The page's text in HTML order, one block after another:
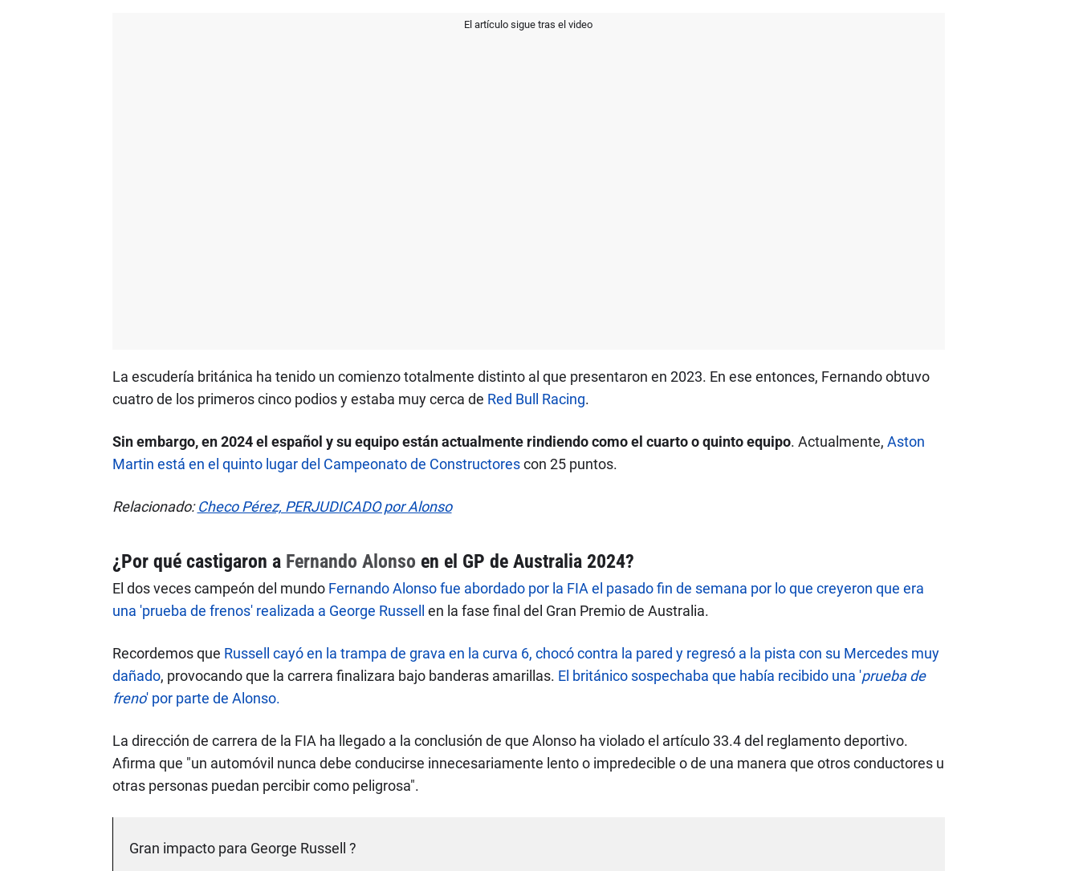
El artículo sigue tras el video
La escudería británica ha tenido un comienzo totalmente distinto al que presentaron en 2023. En ese entonces, Fernando obtuvo
cuatro de los primeros cinco podios y estaba muy cerca de Red Bull Racing.
Sin embargo, en 2024 el español y su equipo están actualmente rindiendo como el cuarto o quinto equipo. Actualmente, Aston
Martin está en el quinto lugar del Campeonato de Constructorescon 25 puntos.
Relacionado:Checo Pérez, PERJUDICADO por Alonso
¿Por qué castigaron a Fernando Alonso en el GP de Australia 2024?
El dos veces campeón del mundo Fernando Alonso fue abordado por la FIA el pasado fin de semana por lo que creyeron que era
una 'prueba de frenos' realizada a George Russell
en la fase final del Gran Premio de Australia.
Recordemos que Russell cayó en la trampa de grava en la curva 6, chocó contra la pared y regresó a la pista con su Mercedes muy
dañado, provocando que la carrera finalizara bajo banderas amarillas. El británico sospechaba que había recibido una 'prueba de
freno' por parte de Alonso.
La dirección de carrera de la FIA ha llegado a la conclusión de que Alonso ha violado el artículo 33.4 del reglamento deportivo.
Afirma que "un automóvil nunca debe conducirse innecesariamente lento o impredecible o de una manera que otros conductores u
otras personas puedan percibir como peligrosa".
Gran impacto para George Russell ?